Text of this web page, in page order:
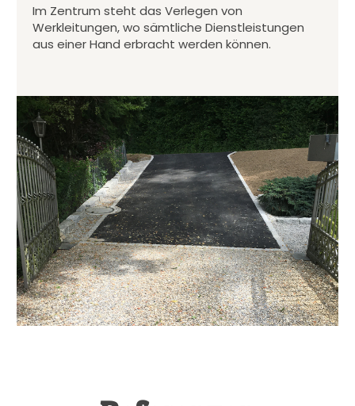
Im Zentrum steht das Verlegen von
Werkleitungen, wo sämtliche Dienstleistungen
aus einer Hand erbracht werden können.